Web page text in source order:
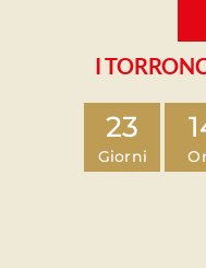
I
23
Giorni